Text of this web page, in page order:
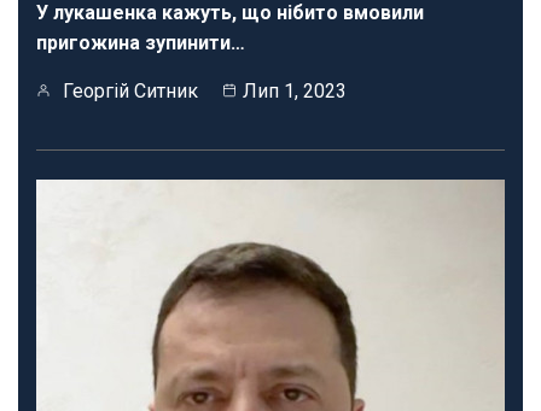
У лукашенка кажуть, що нібито вмовили
пригожина зупинити…
Георгій Ситник Лип 1, 2023